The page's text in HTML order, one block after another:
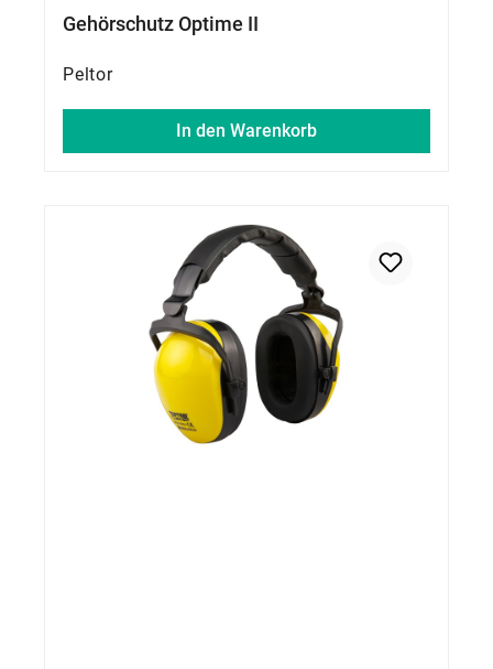
Gehörschutz Optime II
Peltor
In den Warenkorb